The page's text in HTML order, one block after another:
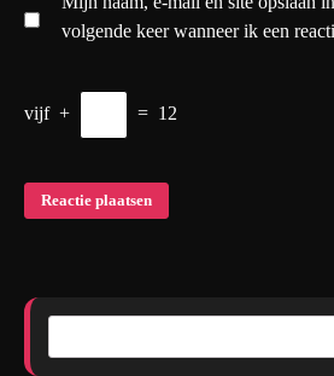
volgende keer wanneer ik een
vijf + = 12